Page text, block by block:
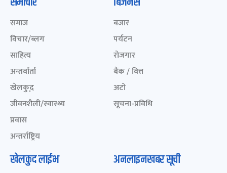
समाज
विचार/ब्लग
साहित्य
अन्तर्वार्ता
खेलकुद़़
जीवनशैली/स्वास्थ्य
प्रवास
अन्तर्राष्ट्रिय
बजार
पर्यटन
रोजगार
बैंक / वित्त
अटो
सूचना-प्रविधि
खेलकुद लाईभ अनलाइनखबर सूची